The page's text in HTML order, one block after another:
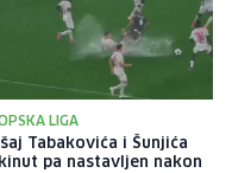
LIGA
Tabakovića i Šunjića
pa nastavljen nakon